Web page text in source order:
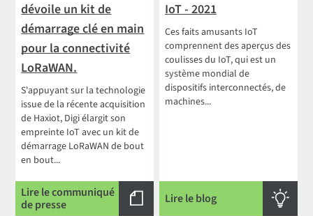
dévoile un kit de
démarrage clé en main
pour la connectivité
LoRaWAN.
S'appuyant sur la technologie
issue de la récente acquisition
de Haxiot, Digi élargit son
empreinte IoT avec un kit de
démarrage LoRaWAN de bout
en bout...
Lire le communiqué
de presse
IoT - 2021
Ces faits amusants IoT
comprennent des aperçus des
coulisses du IoT, qui est un
système mondial de
dispositifs interconnectés, de
machines...
Lire le blog